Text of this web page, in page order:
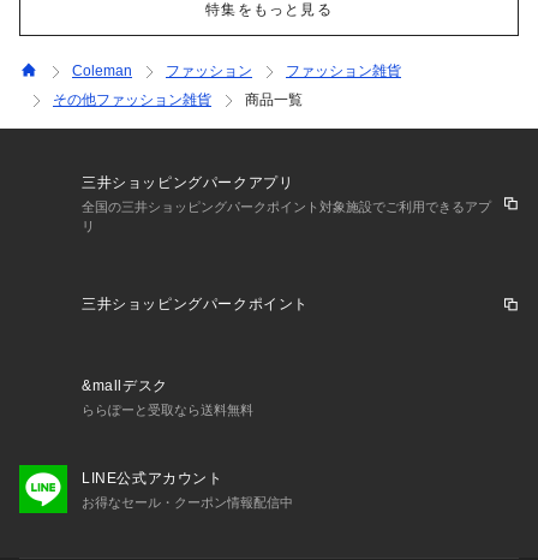
特集をもっと見る
Coleman ファッション
ファッション雑貨
その他ファッション雑貨
商品一覧
三井ショッピングパークアプリ
全国の三井ショッピングパークポイント対象施設でご利用できるアプ
リ
三井ショッピングパークポイント
&mallデスク
ららぽーと受取なら送料無料
LINE公式アカウント
お得なセール・クーポン情報配信中